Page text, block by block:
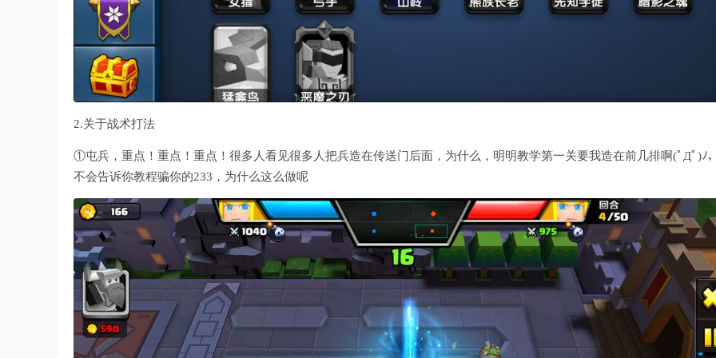
2.关于战术打法
①屯兵，重点！重点！重点！很多人看见很多人把兵造在传送门后面，为什么，明明教学第一关要我造在前几排啊(ﾟДﾟ)ﾉ
不会告诉你教程骗你的233，为什么这么做呢